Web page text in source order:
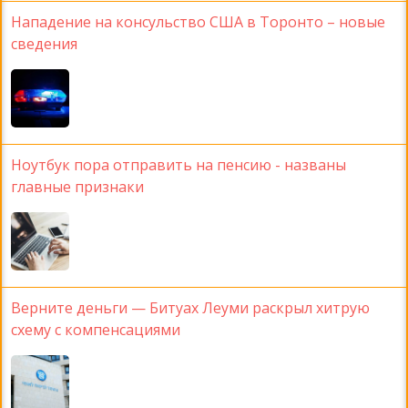
Нападение на консульство США в Торонто – новые
сведения
Ноутбук пора отправить на пенсию - названы
главные признаки
Верните деньги — Битуах Леуми раскрыл хитрую
схему с компенсациями